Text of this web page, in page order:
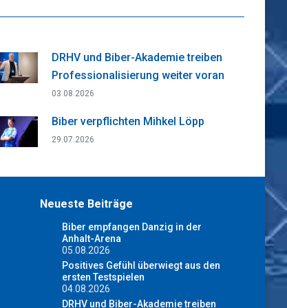
DRHV und Biber-Akademie treiben
Professionalisierung weiter voran
03.08.2026
Biber verpflichten Mihkel Löpp
29.07.2026
Neueste Beiträge
Biber empfangen Danzig in der
Anhalt-Arena
05.08.2026
Positives Gefühl überwiegt aus den
ersten Testspielen
04.08.2026
DRHV und Biber-Akademie treiben